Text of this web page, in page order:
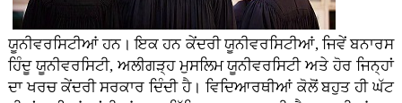
ਯੂਨੀਵਰਸਿਟੀਆਂ ਹਨ। ਇਕ ਹਨ ਕੇਂਦਰੀ ਯੂਨੀਵਰਸਿਟੀਆਂ, ਜਿਵੇਂ ਬਨਾਰਸ
ਹਿੰਦੂ ਯੂਨੀਵਰਸਿਟੀ, ਅਲੀਗੜ੍ਹ ਮੁਸਲਿਮ ਯੂਨੀਵਰਸਿਟੀ ਅਤੇ ਹੋਰ ਜਿਨ੍ਹਾਂ
ਦਾ ਖਰਚ ਕੇਂਦਰੀ ਸਰਕਾਰ ਦਿੰਦੀ ਹੈ। ਵਿਦਿਆਰਥੀਆਂ ਕੋਲੋਂ ਬਹੁਤ ਹੀ ਘੱਟ